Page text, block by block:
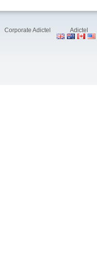
Corporate Adictel Adictel